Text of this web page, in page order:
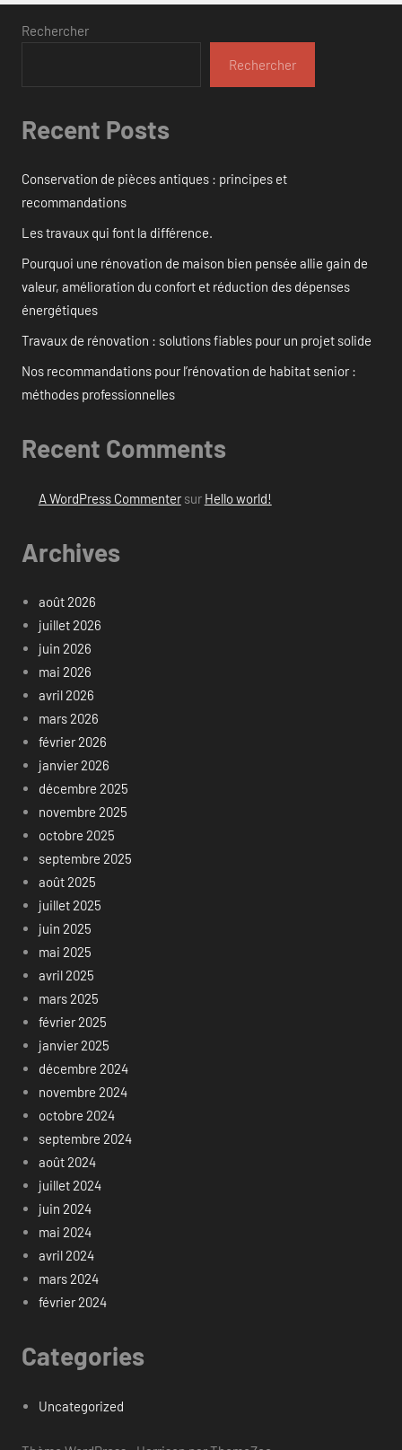
Rechercher
Rechercher
Recent Posts
Conservation de pièces antiques : principes et
recommandations
Les travaux qui font la différence.
Pourquoi une rénovation de maison bien pensée allie gain de
valeur, amélioration du confort et réduction des dépenses
énergétiques
Travaux de rénovation : solutions fiables pour un projet solide
Nos recommandations pour l’rénovation de habitat senior :
méthodes professionnelles
Recent Comments
A WordPress Commentersur Hello world!
Archives
août 2026
juillet 2026
juin 2026
mai 2026
avril 2026
mars 2026
février 2026
janvier 2026
décembre 2025
novembre 2025
octobre 2025
septembre 2025
août 2025
juillet 2025
juin 2025
mai 2025
avril 2025
mars 2025
février 2025
janvier 2025
décembre 2024
novembre 2024
octobre 2024
septembre 2024
août 2024
juillet 2024
juin 2024
mai 2024
avril 2024
mars 2024
février 2024
Categories
Uncategorized